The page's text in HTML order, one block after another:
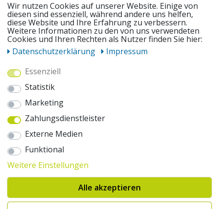
UNSERE ANGEBOTE
WIR VERSENDEN MIT
AUSZEICHNUNGEN & SICHERHEIT
© 2026 pentagonsports.de
Pentagon Sports GmbH & Co. KG
Daten­schutz­erklärung
Hinweise zur Batterieentsorgung
Cookie-Einstellungen ändern
Erklärung zur Barrierefreiheit
Wir nutzen Cookies auf unserer Website. Einige von
diesen sind essenziell, während andere uns helfen,
diese Website und Ihre Erfahrung zu verbessern.
Weitere Informationen zu den von uns verwendeten
Cookies und Ihren Rechten als Nutzer finden Sie hier:
Daten­schutz­erklärung
Impressum
Essenziell
Statistik
Marketing
Zahlungsdienstleister
Externe Medien
Funktional
Weitere Einstellungen
Alle akzeptieren